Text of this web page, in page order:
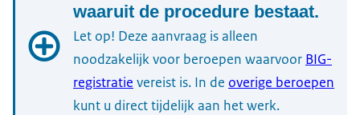
waaruit de procedure bestaat.
Let op! Deze aanvraag is alleen
noodzakelijk voor beroepen waarvoor BIG-
registratie vereist is. In de overige beroepen
kunt u direct tijdelijk aan het werk.